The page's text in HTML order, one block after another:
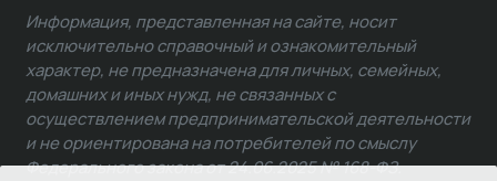
Информация, представленная на сайте, носит
исключительно справочный и ознакомительный
характер, не предназначена для личных, семейных,
домашних и иных нужд, не связанных с
осуществлением предпринимательской деятельности
и не ориентирована на потребителей по смыслу
Федерального закона от 24.06.2025 № 168-ФЗ.